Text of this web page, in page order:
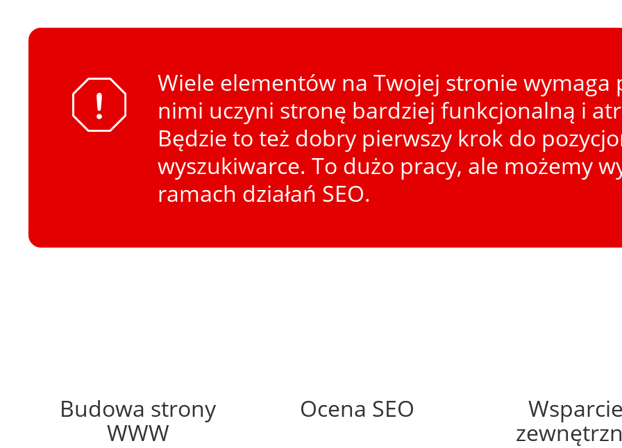
Wiele elementów na Twojej stronie wymaga
nimi uczyni stronę bardziej funkcjonalną i
Będzie to też dobry pierwszy krok do
wyszukiwarce. To dużo pracy, ale możemy
ramach działań SEO.
Budowa strony
WWW
Ocena SEO
Wsparcie